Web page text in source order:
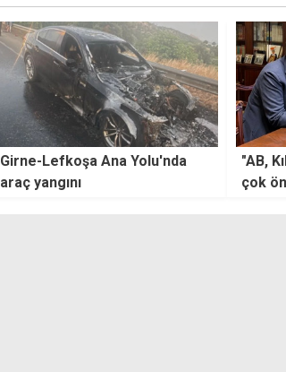
"AB, Kıbrıs çözüm sürecinde
çok önemli bir rol üstlenmek
ABD